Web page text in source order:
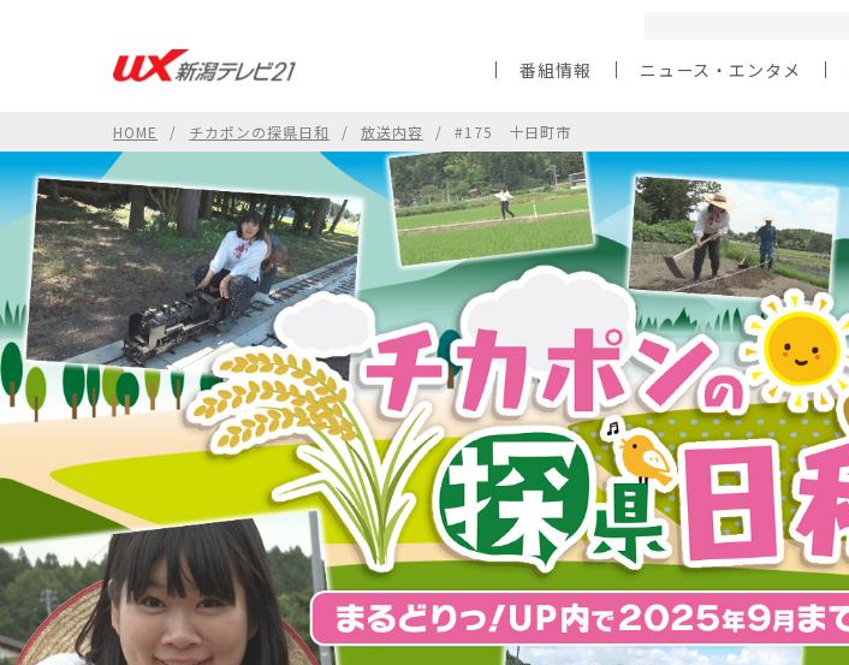
番組情報 ニュース・エンタメ
HOME チカポンの探県日和 放送内容 #175 十日町市